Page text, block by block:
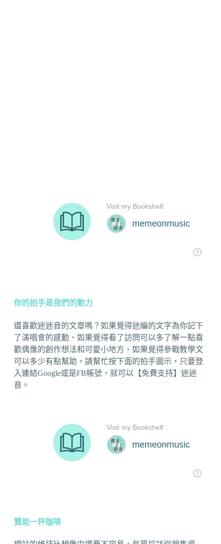
你的拍手是我們的動力
還喜歡迷迷音的文章嗎？如果覺得迷編的文字為你記下
了演唱會的感動、如果覺得看了訪問可以多了解一點喜
歡偶像的創作想法和可愛小地方、如果覺得參戰教學文
可以多少有點幫助，請幫忙按下面的拍手圖示，只要登
入連結Google或是FB帳號，就可以【免費支持】迷迷
音。
贊助一杯咖啡